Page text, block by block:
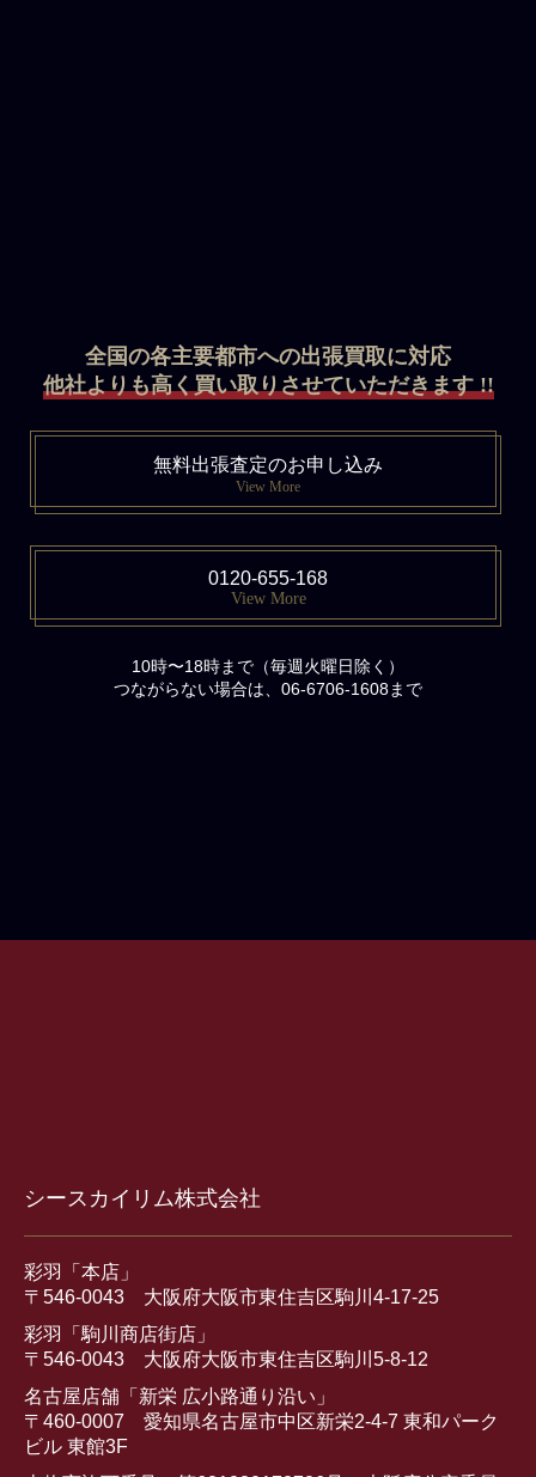
全国の各主要都市への出張買取に対応
他社よりも高く買い取りさせていただきます !!
無料出張査定のお申し込み
View More
0120-655-168
View More
10時〜18時まで（毎週火曜日除く）
つながらない場合は、06-6706-1608まで
シースカイリム株式会社
彩羽「本店」
〒546-0043 大阪府大阪市東住吉区駒川4-17-25
彩羽「駒川商店街店」
〒546-0043 大阪府大阪市東住吉区駒川5-8-12
名古屋店舗「新栄 広小路通り沿い」
〒460-0007 愛知県名古屋市中区新栄2-4-7 東和パーク
ビル 東館3F